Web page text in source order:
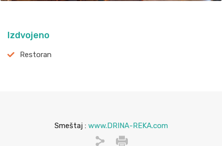
Izdvojeno
Restoran
Smeštaj : www.DRINA-REKA.com